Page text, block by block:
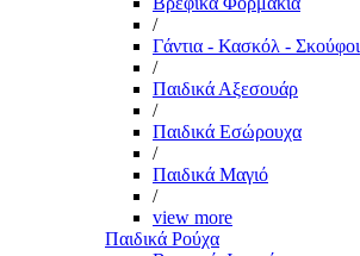
/
Γάντια - Κασκόλ - Σκούφοι
/
Παιδικά Αξεσουάρ
/
Παιδικά Εσώρουχα
/
Παιδικά Μαγιό
/
view more
Παιδικά Ρούχα